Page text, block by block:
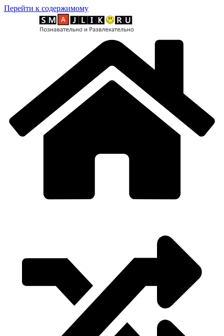
Перейти к содержимому